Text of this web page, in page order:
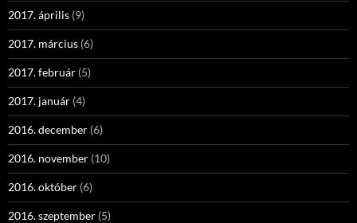
2017. április (9)
2017. március (6)
2017. február (5)
2017. január (4)
2016. december (6)
2016. november (10)
2016. október (6)
2016. szeptember (5)